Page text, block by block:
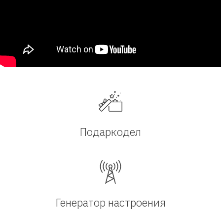
Подаркодел
Генератор настроения